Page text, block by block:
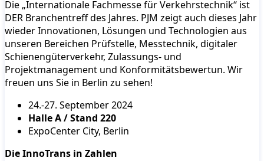
Die „Internationale Fachmesse für Verkehrstechnik“ ist
DER Branchentreff des Jahres. PJM zeigt auch dieses Jahr
wieder Innovationen, Lösungen und Technologien aus
unseren Bereichen Prüfstelle, Messtechnik, digitaler
Schienengüterverkehr, Zulassungs- und
Projektmanagement und Konformitätsbewertun. Wir
freuen uns Sie in Berlin zu sehen!
24.-27. September 2024
Halle A / Stand 220
ExpoCenter City, Berlin
Die InnoTrans in Zahlen